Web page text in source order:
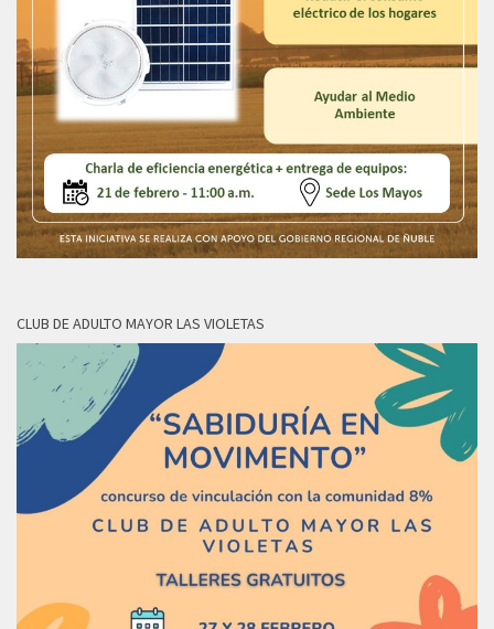
CLUB DE ADULTO MAYOR LAS VIOLETAS